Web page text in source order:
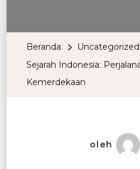
Beranda
Uncategorized
Sejarah Indonesia:
Kemerdekaan
oleh